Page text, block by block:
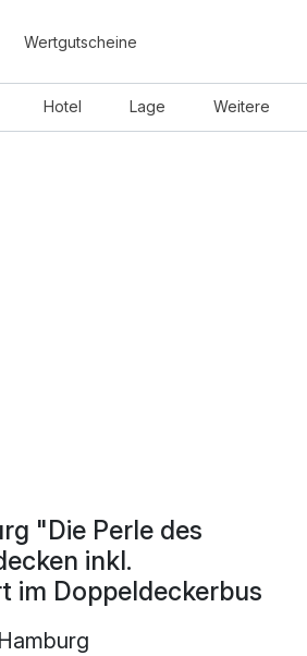
Wertgutscheine
Hotel Lage Weitere
"Die Perle des
inkl.
im Doppeldeckerbus